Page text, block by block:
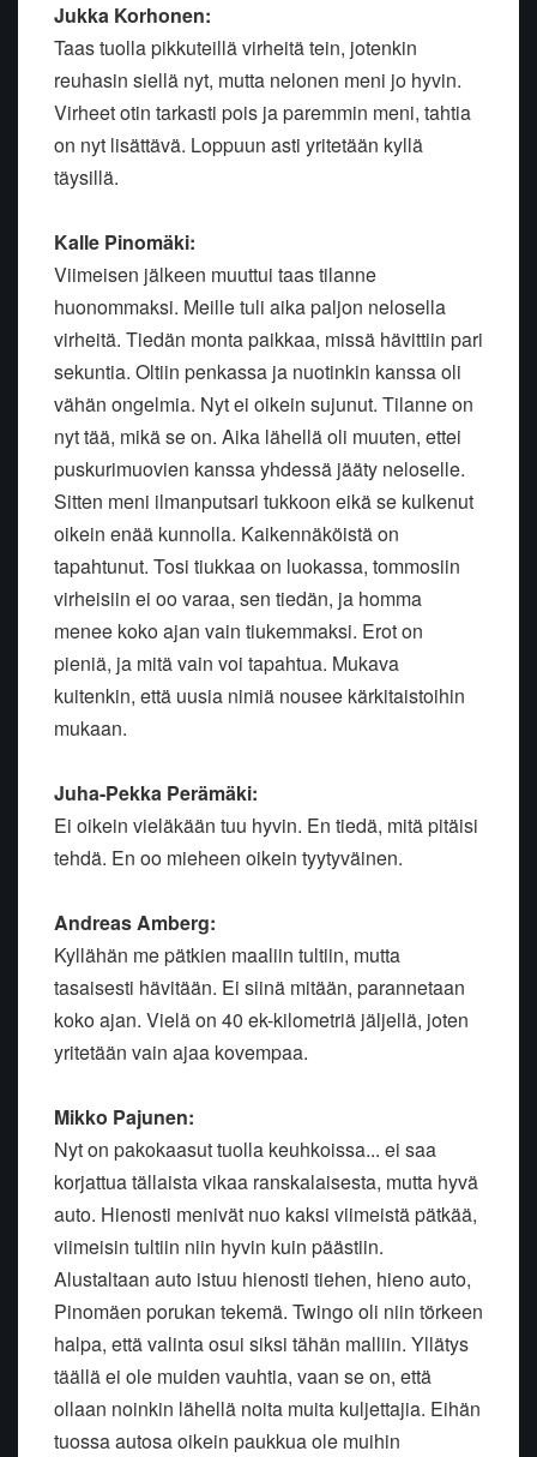
Jukka Korhonen:
Taas tuolla pikkuteillä virheitä tein, jotenkin
reuhasin siellä nyt, mutta nelonen meni jo hyvin.
Virheet otin tarkasti pois ja paremmin meni, tahtia
on nyt lisättävä. Loppuun asti yritetään kyllä
täysillä.
Kalle Pinomäki:
Viimeisen jälkeen muuttui taas tilanne
huonommaksi. Meille tuli aika paljon nelosella
virheitä. Tiedän monta paikkaa, missä hävittiin pari
sekuntia. Oltiin penkassa ja nuotinkin kanssa oli
vähän ongelmia. Nyt ei oikein sujunut. Tilanne on
nyt tää, mikä se on. Aika lähellä oli muuten, ettei
puskurimuovien kanssa yhdessä jääty neloselle.
Sitten meni ilmanputsari tukkoon eikä se kulkenut
oikein enää kunnolla. Kaikennäköistä on
tapahtunut. Tosi tiukkaa on luokassa, tommosiin
virheisiin ei oo varaa, sen tiedän, ja homma
menee koko ajan vain tiukemmaksi. Erot on
pieniä, ja mitä vain voi tapahtua. Mukava
kuitenkin, että uusia nimiä nousee kärkitaistoihin
mukaan.
Juha-Pekka Perämäki:
Ei oikein vieläkään tuu hyvin. En tiedä, mitä pitäisi
tehdä. En oo mieheen oikein tyytyväinen.
Andreas Amberg:
Kyllähän me pätkien maaliin tultiin, mutta
tasaisesti hävitään. Ei siinä mitään, parannetaan
koko ajan. Vielä on 40 ek-kilometriä jäljellä, joten
yritetään vain ajaa kovempaa.
Mikko Pajunen:
Nyt on pakokaasut tuolla keuhkoissa... ei saa
korjattua tällaista vikaa ranskalaisesta, mutta hyvä
auto. Hienosti menivät nuo kaksi viimeistä pätkää,
viimeisin tultiin niin hyvin kuin päästiin.
Alustaltaan auto istuu hienosti tiehen, hieno auto,
Pinomäen porukan tekemä. Twingo oli niin törkeen
halpa, että valinta osui siksi tähän malliin. Yllätys
täällä ei ole muiden vauhtia, vaan se on, että
ollaan noinkin lähellä noita muita kuljettajia. Eihän
tuossa autosa oikein paukkua ole muihin